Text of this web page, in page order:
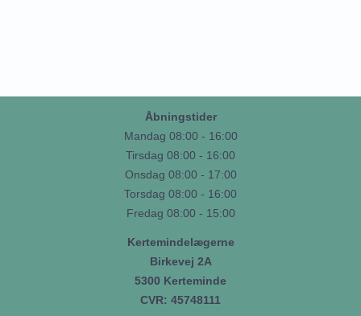
Åbningstider
Mandag 08:00 - 16:00
Tirsdag 08:00 - 16:00
Onsdag 08:00 - 17:00
Torsdag 08:00 - 16:00
Fredag 08:00 - 15:00
Kertemindelægerne
Birkevej 2A
5300 Kerteminde
CVR: 45748111